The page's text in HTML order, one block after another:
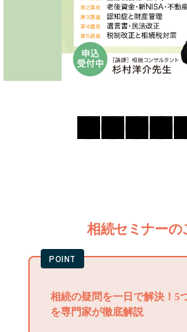
相続セミナーの
相続の疑問を一日で解決！5
を専門家が徹底解説